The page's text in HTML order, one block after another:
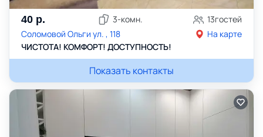
40 р. 3-комн. 13гостей
Соломовой Ольги ул. , 118
На карте
ЧИСТОТА! КОМФОРТ! ДОСТУПНОСТЬ!
Показать контакты